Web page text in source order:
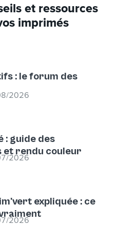
et ressources
imprimés
: le forum des
2026
: guide des
et rendu couleur
2026
expliquée : ce
2026